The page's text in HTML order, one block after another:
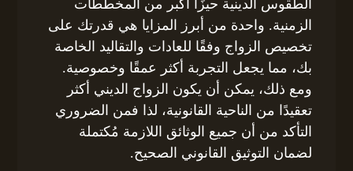
الطقوس الدينية حيزًا أكبر من المخططات
الزمنية. واحدة من أبرز المزايا هي قدرتك على
تخصيص الزواج وفقًا للعادات والتقاليد الخاصة
بك، مما يجعل التجربة أكثر عمقًا وخصوصية.
ومع ذلك، يمكن أن يكون الزواج الديني أكثر
تعقيدًا من الناحية القانونية، لذا فمن الضروري
التأكد من أن جميع الوثائق اللازمة مُكتملة
لضمان التوثيق القانوني الصحيح.